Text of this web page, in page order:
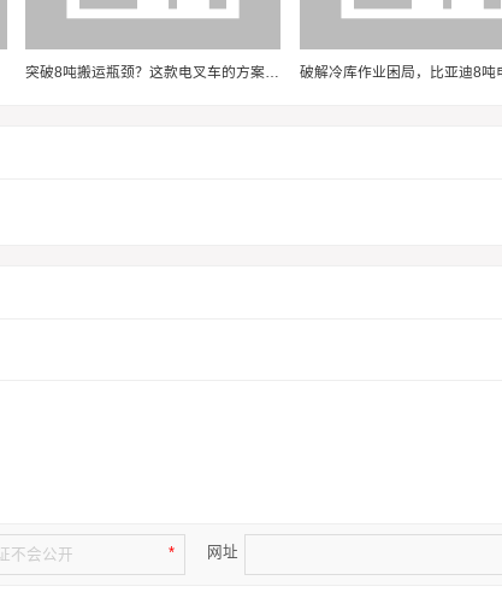
* 网址